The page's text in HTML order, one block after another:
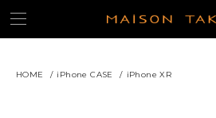
HOME / iPhone CASE / iPhone XR